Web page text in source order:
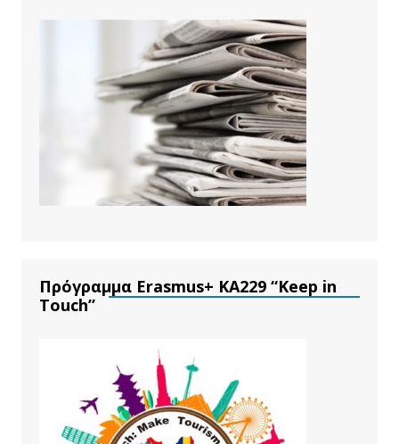
Πρόγραμμα Erasmus+ ΚΑ229 “Keep in
Touch”